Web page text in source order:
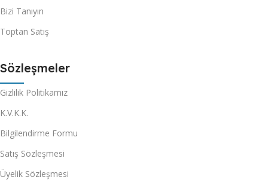
Bizi Tanıyın
Toptan Satış
Sözleşmeler
Gizlilik Politikamız
K.V.K.K.
Bilgilendirme Formu
Satış Sözleşmesi
Üyelik Sözleşmesi